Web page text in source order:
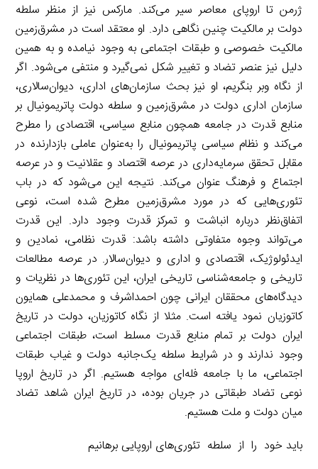
ژرمن تا اروپای معاصر سیر می‌کند. مارکس نیز از منظر سلطه
دولت بر مالکیت چنین نگاهی دارد. او معتقد است در مشرق‌زمین
مالکیت خصوصی و طبقات اجتماعی به وجود نیامده و به همین
دلیل نیز عنصر تضاد و تغییر شکل نمی‌گیرد و منتفی می‌شود. اگر
از نگاه وبر بنگریم، او نیز بحث سازمان‌های اداری، دیوان‌سالاری،
سازمان اداری دولت در مشرق‌زمین و سلطه دولت پاتریمونیال بر
منابع قدرت در جامعه همچون منابع سیاسی، اقتصادی را مطرح
می‌کند و نظام سیاسی پاتریمونیال را به‌عنوان عاملی بازدارنده در
مقابل تحقق سرمایه‌داری در عرصه اقتصاد و عقلانیت و در عرصه
اجتماع و فرهنگ عنوان می‌کند. نتیجه این می‌شود که در باب
تئوری‌هایی که در مورد مشرق‌زمین مطرح ‌شده است، نوعی
اتفاق‌نظر درباره انباشت و تمرکز قدرت وجود دارد. این قدرت
می‌تواند وجوه متفاوتی داشته باشد: قدرت نظامی، نمادین و
ایدئولوژیک، اقتصادی و اداری و دیوان‌سالار. در عرصه مطالعات
تاریخی و جامعه‌شناسی تاریخی ایران، این تئوری‌ها در نظریات و
دیدگاه‌های محققان ایرانی چون احمداشرف و محمدعلی همایون
کاتوزیان نمود یافته است. مثلا از نگاه کاتوزیان، دولت در تاریخ
ایران دولت بر تمام منابع قدرت مسلط است، طبقات اجتماعی
وجود ندارند و در شرایط سلطه یک‌جانبه دولت و غیاب طبقات
اجتماعی، ما با جامعه فله‌ای مواجه هستیم. اگر در تاریخ اروپا
نوعی تضاد طبقاتی در جریان بوده، در تاریخ ایران شاهد تضاد
میان دولت و ملت هستیم.
باید خود را از سلطه تئوری‌های اروپایی برهانیم